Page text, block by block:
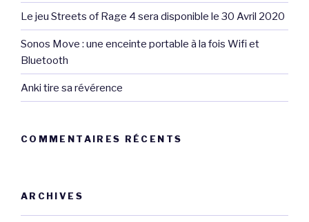
Le jeu Streets of Rage 4 sera disponible le 30 Avril 2020
Sonos Move : une enceinte portable à la fois Wifi et
Bluetooth
Anki tire sa révérence
COMMENTAIRES RÉCENTS
ARCHIVES